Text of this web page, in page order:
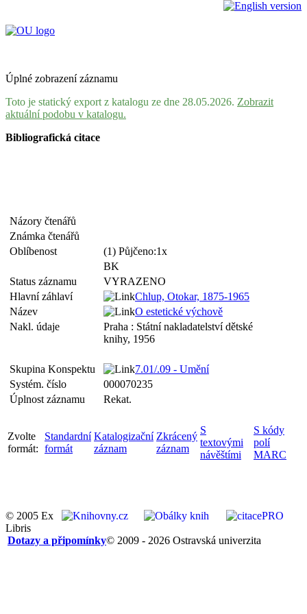
Úplné zobrazení záznamu
Toto je statický export z katalogu ze dne 28.05.2026. Zobrazit
aktuální podobu v katalogu.
Bibliografická citace
Názory čtenářů
Známka čtenářů
Oblíbenost
(1) Půjčeno:1x
BK
Status záznamu
VYRAZENO
Hlavní záhlaví
Chlup, Otokar, 1875-1965
Název
O estetické výchově
Nakl. údaje
Praha : Státní nakladatelství dětské
knihy, 1956
Skupina Konspektu
7.01/.09 - Umění
Systém. číslo
000070235
Úplnost záznamu
Rekat.
Zvolte
formát:
Standardní
formát
Katalogizační
záznam
Zkrácený
záznam
S
textovými
návěštími
S kódy
polí
MARC
© 2005 Ex
Libris
© 2009 - 2026 Ostravská univerzita
Dotazy a připomínky